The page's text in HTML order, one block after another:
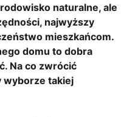
naturalne, ale
najwyższy
mieszkańcom.
domu to dobra
Na co zwrócić
wyborze takiej